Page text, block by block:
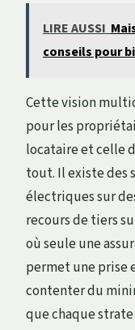
LIRE AUSSI
conseils pour
Cette vision
pour les
locataire et celle
tout. Il existe des
électriques sur
recours de tiers
où seule une
permet une prise
contenter du
que chaque